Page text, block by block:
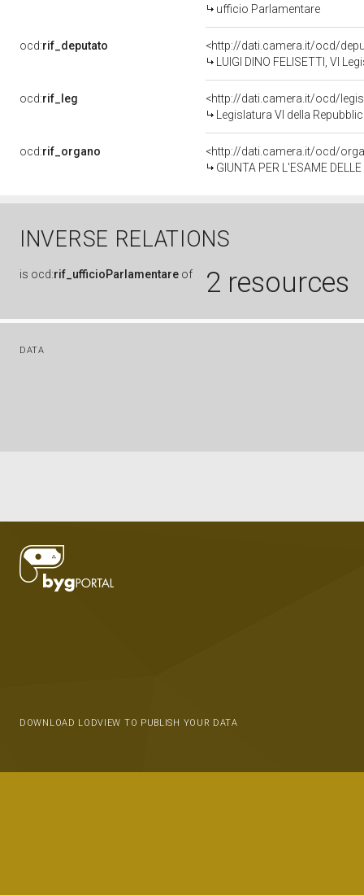
ufficio Parlamentare
ocd:rif_deputato
<http://dati.camera.it/ocd/
LUIGI DINO FELISETTI, VI
ocd:rif_leg
<http://dati.camera.it/ocd/
Legislatura VI della
ocd:rif_organo
<http://dati.camera.it/ocd/
GIUNTA PER L'ESAME
INVERSE RELATIONS
is ocd:rif_ufficioParlamentare of 2 resources
DATA
DOWNLOAD LODVIEW TO PUBLISH YOUR DATA